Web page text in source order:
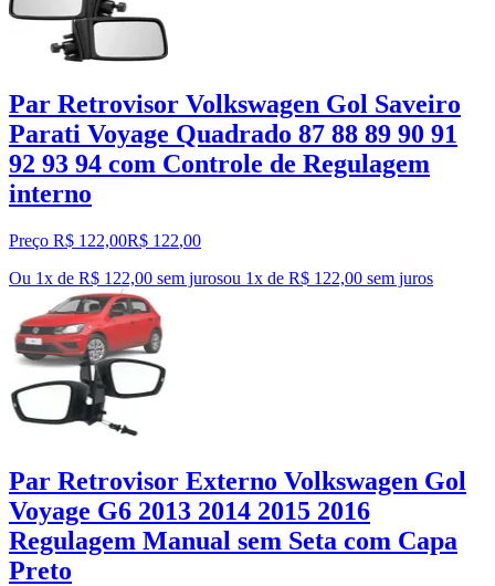
Par Retrovisor Volkswagen Gol Saveiro
Parati Voyage Quadrado 87 88 89 90 91
92 93 94 com Controle de Regulagem
interno
Preço R$ 122,00R$ 122,00
Ou 1x de R$ 122,00 sem jurosou 1x de R$ 122,00 sem juros
Par Retrovisor Externo Volkswagen Gol
Voyage G6 2013 2014 2015 2016
Regulagem Manual sem Seta com Capa
Preto